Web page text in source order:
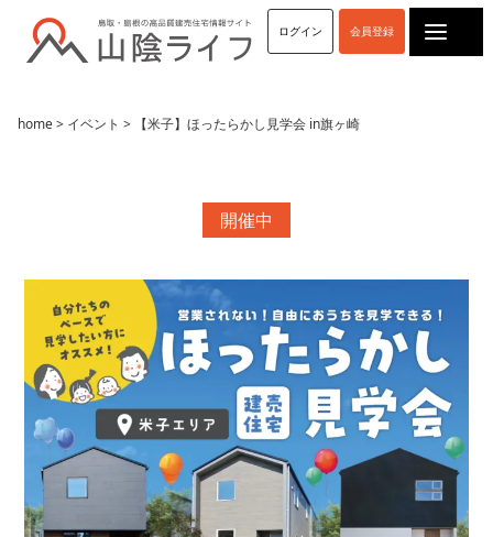
ログイン 会員登録
home> イベント > 【米子】ほったらかし見学会 in旗ヶ崎
開催中